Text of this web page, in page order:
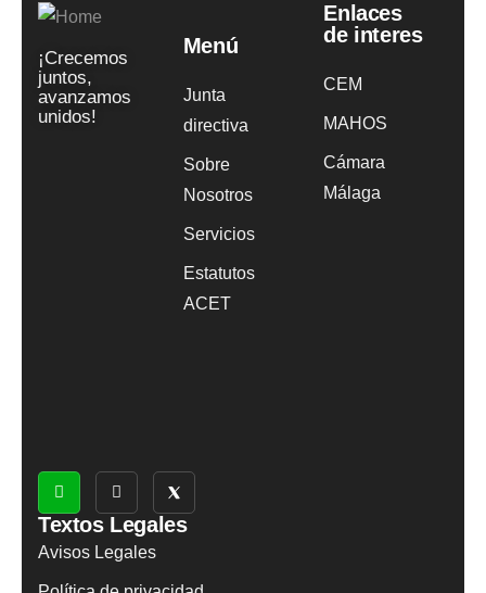
¡Crecemos
juntos,
avanzamos
unidos!
Menú
Junta
directiva
Sobre
Nosotros
Servicios
Estatutos
ACET
Enlaces
de interes
CEM
MAHOS
Cámara
Málaga
Textos Legales
Avisos Legales